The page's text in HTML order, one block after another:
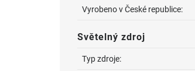
Vyrobeno v České republice:
Světelný zdroj
Typ zdroje: